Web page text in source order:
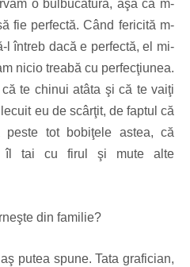
o bulbucătură, aşa că m-
fie perfectă. Când fericită m-
l întreb dacă e perfectă, el mi-
nicio treabă cu perfecţiunea.
te chinui atâta şi că te vaiţi
eu de scârţit, de faptul că
tot bobiţele astea, că
îl tai cu firul şi mute alte
din familie?
putea spune. Tata grafician,